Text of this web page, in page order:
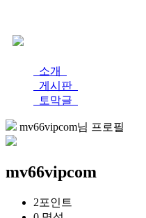
소개
게시판
토막글
mv66vipcom님 프로필
mv66vipcom
2포인트